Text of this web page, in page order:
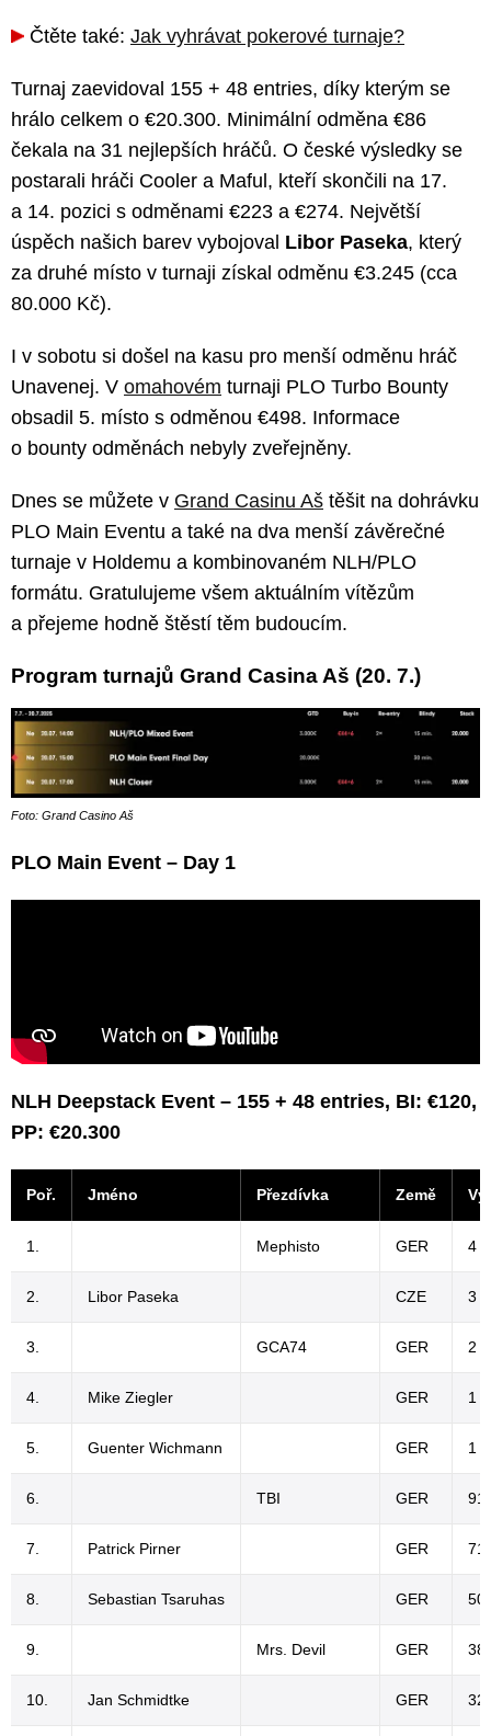
Čtěte také: Jak vyhrávat pokerové turnaje?
Turnaj zaevidoval 155 + 48 entries, díky kterým se
hrálo celkem o €20.300. Minimální odměna €86
čekala na 31 nejlepších hráčů. O české výsledky se
postarali hráči Cooler a Maful, kteří skončili na 17.
a 14. pozici s odměnami €223 a €274. Největší
úspěch našich barev vybojoval Libor Paseka, který
za druhé místo v turnaji získal odměnu €3.245 (cca
80.000 Kč).
I v sobotu si došel na kasu pro menší odměnu hráč
Unavenej. V omahovém turnaji PLO Turbo Bounty
obsadil 5. místo s odměnou €498. Informace
o bounty odměnách nebyly zveřejněny.
Dnes se můžete v Grand Casinu Aš těšit na dohrávku
PLO Main Eventu a také na dva menší závěrečné
turnaje v Holdemu a kombinovaném NLH/PLO
formátu. Gratulujeme všem aktuálním vítězům
a přejeme hodně štěstí těm budoucím.
Program turnajů Grand Casina Aš (20. 7.)
Foto: Grand Casino Aš
PLO Main Event – Day 1
NLH Deepstack Event – 155 + 48 entries, BI: €120,
PP: €20.300
Poř. Jméno Přezdívka Země
1. Mephisto GER 4
2. Libor Paseka CZE 3
3. GCA74 GER 2
4. Mike Ziegler GER 1
5. Guenter Wichmann GER 1
6. TBI GER
7. Patrick Pirner GER
8. Sebastian Tsaruhas GER
9. Mrs. Devil GER
10. Jan Schmidtke GER